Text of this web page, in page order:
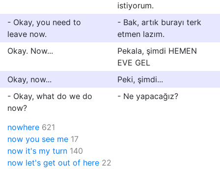
istiyorum.
- Okay, you need to
leave now.
- Bak, artık burayı terk
etmen lazım.
Okay. Now...
Pekala, şimdi HEMEN
EVE GEL
Okay, now...
Peki, şimdi...
- Okay, what do we do
now?
- Ne yapacağız?
nowhere 621
now you see me 17
now it's my turn 140
now let's get out of here 22